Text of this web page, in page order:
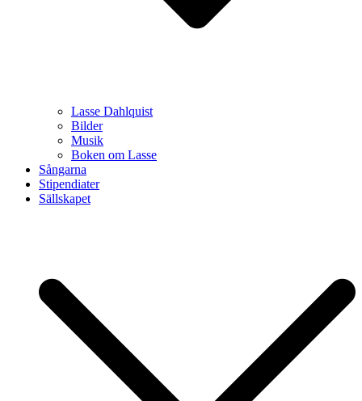
Lasse Dahlquist
Bilder
Musik
Boken om Lasse
Sångarna
Stipendiater
Sällskapet